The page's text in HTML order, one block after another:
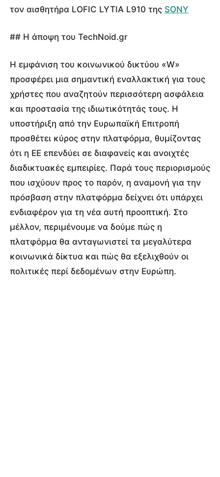
τον αισθητήρα LOFIC LYTIA L910 της SONY
## Η άποψη του TechNoid.gr
Η εμφάνιση του κοινωνικού δικτύου «W»
προσφέρει μια σημαντική εναλλακτική για τους
χρήστες που αναζητούν περισσότερη ασφάλεια
και προστασία της ιδιωτικότητάς τους. Η
υποστήριξη από την Ευρωπαϊκή Επιτροπή
προσθέτει κύρος στην πλατφόρμα, θυμίζοντας
ότι η ΕΕ επενδύει σε διαφανείς και ανοιχτές
διαδικτυακές εμπειρίες. Παρά τους περιορισμούς
που ισχύουν προς το παρόν, η αναμονή για την
πρόσβαση στην πλατφόρμα δείχνει ότι υπάρχει
ενδιαφέρον για τη νέα αυτή προοπτική. Στο
μέλλον, περιμένουμε να δούμε πώς η
πλατφόρμα θα ανταγωνιστεί τα μεγαλύτερα
κοινωνικά δίκτυα και πώς θα εξελιχθούν οι
πολιτικές περί δεδομένων στην Ευρώπη.